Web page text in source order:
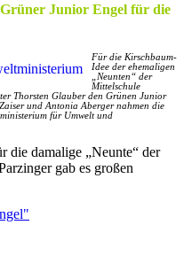
Junior Engel für die
Für die Kirschbaum-
Idee der ehemaligen
„Neunten“ der
Mittelschule
Thorsten Glauber den Grünen Junior
und Antonia Aberger nahmen die
für Umwelt und
die damalige „Neunte“ der
gab es großen